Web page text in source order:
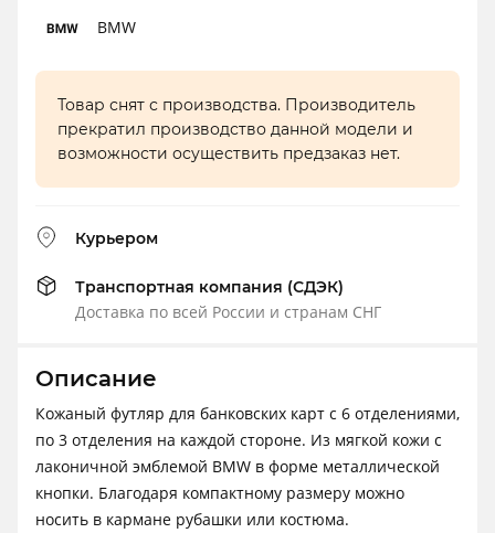
BMW
Товар снят с производства. Производитель
прекратил производство данной модели и
возможности осуществить предзаказ нет.
Курьером
Транспортная компания (СДЭК)
Доставка по всей России и странам СНГ
Описание
Кожаный футляр для банковских карт с 6 отделениями,
по 3 отделения на каждой стороне. Из мягкой кожи с
лаконичной эмблемой BMW в форме металлической
кнопки. Благодаря компактному размеру можно
носить в кармане рубашки или костюма.